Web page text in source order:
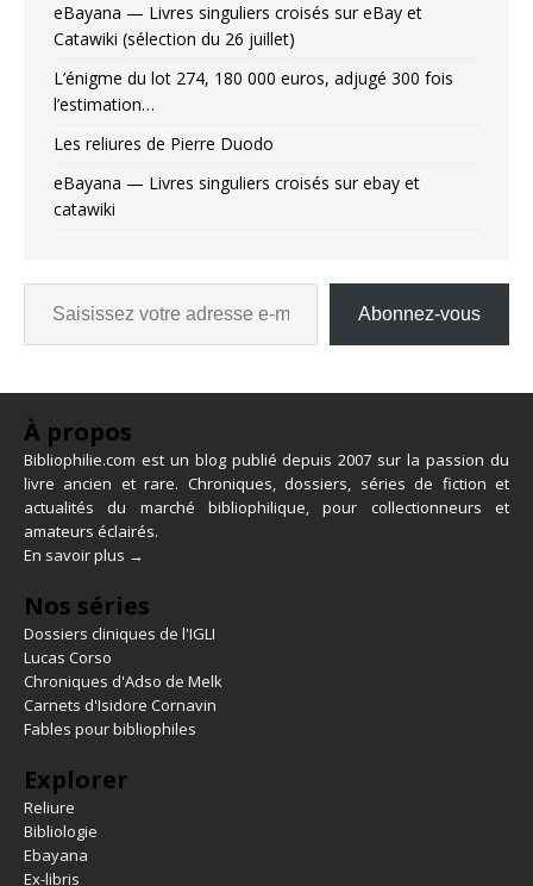
eBayana — Livres singuliers croisés sur eBay et
Catawiki (sélection du 26 juillet)
L’énigme du lot 274, 180 000 euros, adjugé 300 fois
l’estimation…
Les reliures de Pierre Duodo
eBayana — Livres singuliers croisés sur ebay et
catawiki
Abonnez-vous
À propos
Bibliophilie.com est un blog publié depuis 2007 sur la passion du
livre ancien et rare. Chroniques, dossiers, séries de fiction et
actualités du marché bibliophilique, pour collectionneurs et
amateurs éclairés.
En savoir plus →
Nos séries
Dossiers cliniques de l'IGLI
Lucas Corso
Chroniques d'Adso de Melk
Carnets d'Isidore Cornavin
Fables pour bibliophiles
Explorer
Reliure
Bibliologie
Ebayana
Ex-libris